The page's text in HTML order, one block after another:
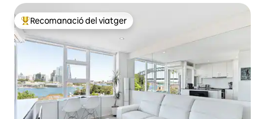
Principals recomanacions dels viatgers
Recomanació del viatger